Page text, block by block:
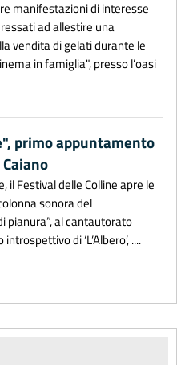
manifestazioni di interesse
ad allestire una
vendita di gelati durante le
in famiglia", presso l’oasi
primo appuntamento
il Festival delle Colline apre le
sonora del
pianura”, al cantautorato
di ‘L’Albero’, ....